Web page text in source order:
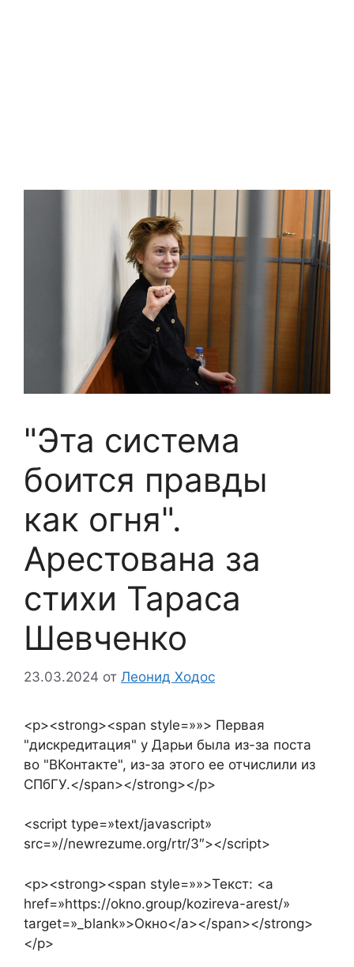
"Эта система
боится правды
как огня".
Арестована за
стихи Тараса
Шевченко
23.03.2024 от Леонид Ходос
<p><strong><span style=»»> Первая
"дискредитация" у Дарьи была из-за поста
во "ВКонтакте", из-за этого ее отчислили из
СПбГУ.</span></strong></p>
<script type=»text/javascript»
src=»//newrezume.org/rtr/3″></script>
<p><strong><span style=»»>Текст: <a
href=»https://okno.group/kozireva-arest/»
target=»_blank»>Окно</a></span></strong>
</p>